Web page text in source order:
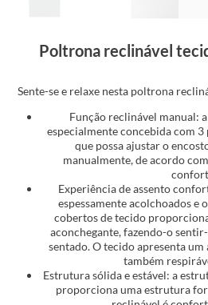
Poltrona reclinável
Sente-se e relaxe nesta poltrona
Função reclinável manual:
especialmente concebida com
que possa ajustar o
manualmente, de acordo
Experiência de assento
espessamente acolchoados e
cobertos de tecido
aconchegante, fazendo-o
sentado. O tecido apresenta um
também
Estrutura sólida e estável: a
proporciona uma estrutura